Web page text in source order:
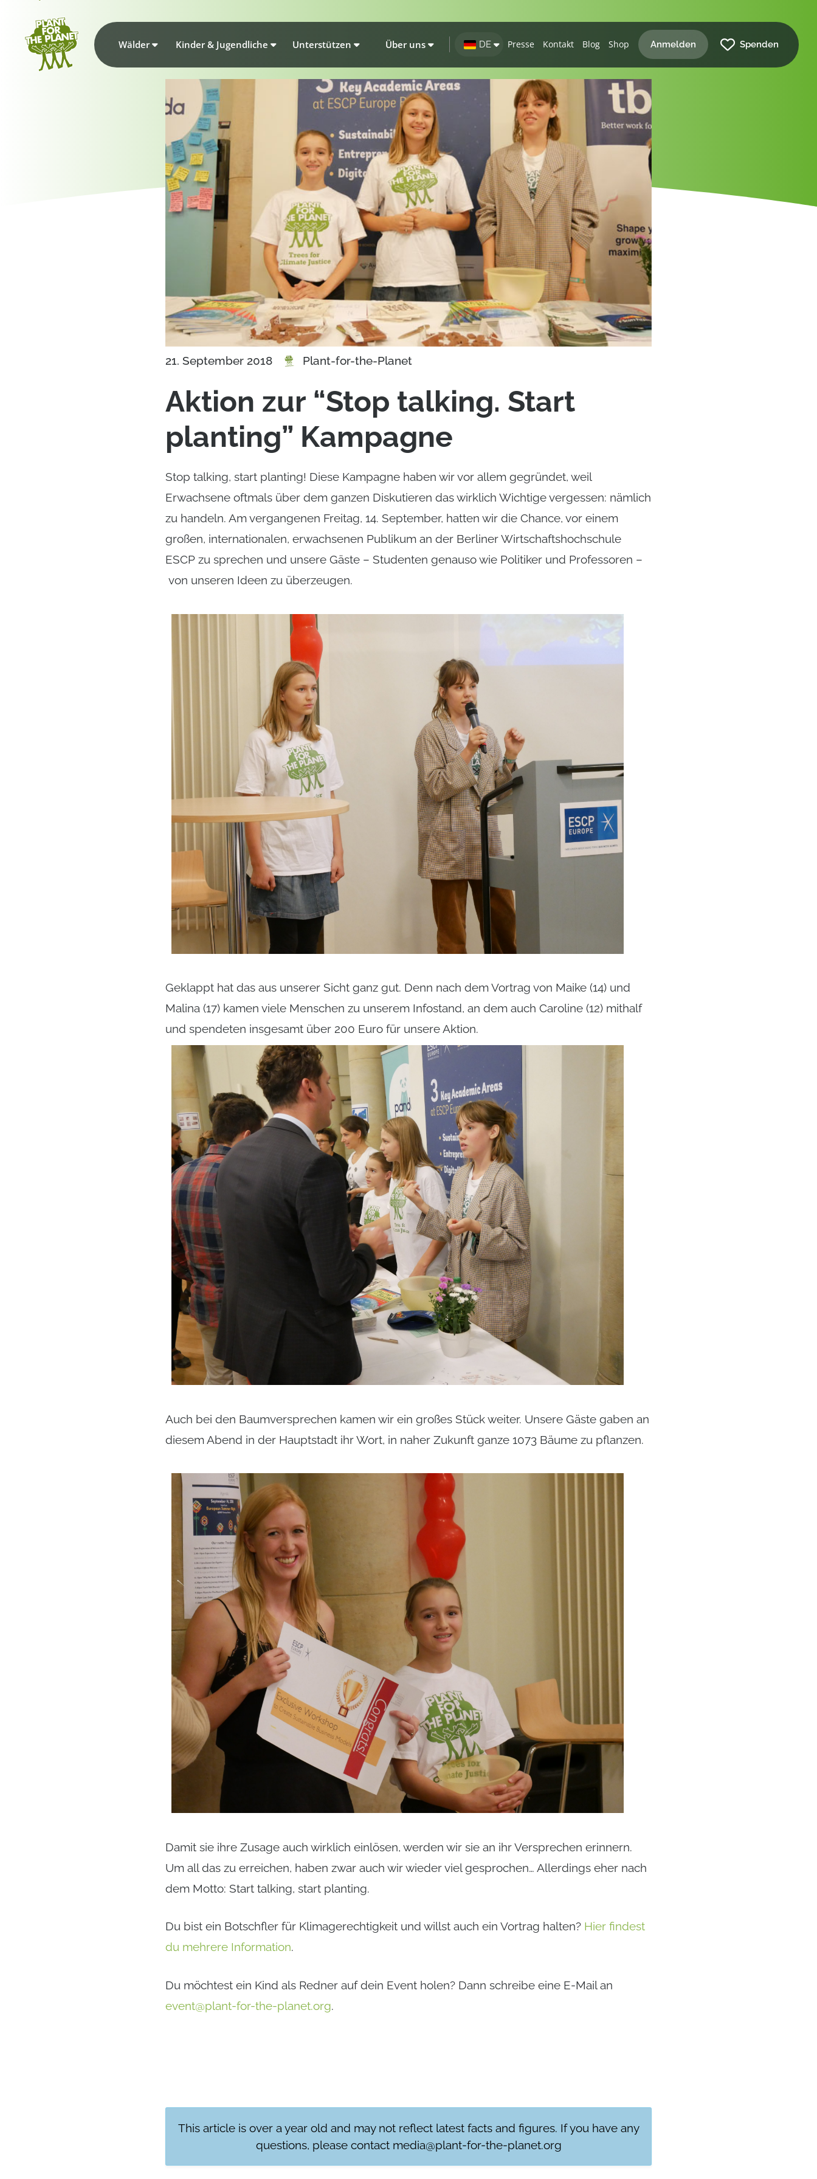
Wälder Kinder & Jugendliche Unterstützen Über uns DE Presse Kontakt Blog Shop Anmelden Spenden
21. September 2018 Plant-for-the-Planet
Aktion zur “Stop talking. Start
planting” Kampagne
Stop talking, start planting! Diese Kampagne haben wir vor allem gegründet, weil
Erwachsene oftmals über dem ganzen Diskutieren das wirklich Wichtige vergessen: nämlich
zu handeln. Am vergangenen Freitag, 14. September, hatten wir die Chance, vor einem
großen, internationalen, erwachsenen Publikum an der Berliner Wirtschaftshochschule
ESCP zu sprechen und unsere Gäste – Studenten genauso wie Politiker und Professoren –
von unseren Ideen zu überzeugen.
Geklappt hat das aus unserer Sicht ganz gut. Denn nach dem Vortrag von Maike (14) und
Malina (17) kamen viele Menschen zu unserem Infostand, an dem auch Caroline (12) mithalf
und spendeten insgesamt über 200 Euro für unsere Aktion.
Auch bei den Baumversprechen kamen wir ein großes Stück weiter. Unsere Gäste gaben an
diesem Abend in der Hauptstadt ihr Wort, in naher Zukunft ganze 1073 Bäume zu pflanzen.
Damit sie ihre Zusage auch wirklich einlösen, werden wir sie an ihr Versprechen erinnern.
Um all das zu erreichen, haben zwar auch wir wieder viel gesprochen… Allerdings eher nach
dem Motto: Start talking, start planting.
Du bist ein Botschfler für Klimagerechtigkeit und willst auch ein Vortrag halten? Hier findest
du mehrere Information.
Du möchtest ein Kind als Redner auf dein Event holen? Dann schreibe eine E-Mail an
event@plant-for-the-planet.org.
This article is over a year old and may not reflect latest facts and figures. If you have any
questions, please contact media@plant-for-the-planet.org